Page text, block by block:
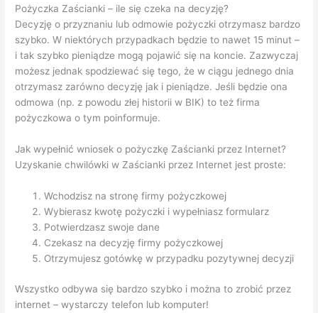
Pożyczka Zaścianki – ile się czeka na decyzję?
Decyzję o przyznaniu lub odmowie pożyczki otrzymasz bardzo
szybko. W niektórych przypadkach będzie to nawet 15 minut –
i tak szybko pieniądze mogą pojawić się na koncie. Zazwyczaj
możesz jednak spodziewać się tego, że w ciągu jednego dnia
otrzymasz zarówno decyzję jak i pieniądze. Jeśli będzie ona
odmowa (np. z powodu złej historii w BIK) to też firma
pożyczkowa o tym poinformuje.
Jak wypełnić wniosek o pożyczkę Zaścianki przez Internet?
Uzyskanie chwilówki w Zaścianki przez Internet jest proste:
Wchodzisz na stronę firmy pożyczkowej
Wybierasz kwotę pożyczki i wypełniasz formularz
Potwierdzasz swoje dane
Czekasz na decyzję firmy pożyczkowej
Otrzymujesz gotówkę w przypadku pozytywnej decyzji
Wszystko odbywa się bardzo szybko i można to zrobić przez
internet – wystarczy telefon lub komputer!